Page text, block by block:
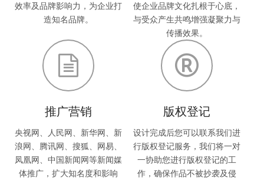
效率及品牌影响力，为企业打
造知名品牌。
使企业品牌文化扎根于心底，
与受众产生共鸣增强凝聚力与
传播效果。
推广营销
央视网、人民网、新华网、新
浪网、腾讯网、搜狐、网易、
凤凰网、中国新闻网等新闻媒
体推广，扩大知名度和影响
版权登记
设计完成后您可以联系我们进
行版权登记服务，我们将一对
一协助您进行版权登记的工
作，确保作品不被抄袭及侵